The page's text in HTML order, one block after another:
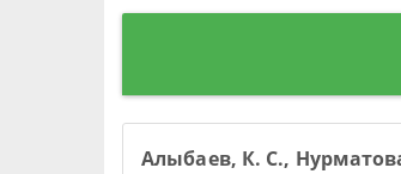
Алыбаев, К. С.,